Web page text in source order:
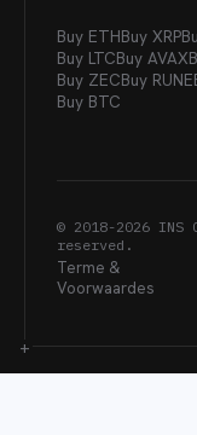
Buy ETHBuy XRP
Buy LTCBuy AVAX
Buy ZECBuy RUNE
Buy BTC
© 2018-2026 INS
reserved.
Terme &
Voorwaardes